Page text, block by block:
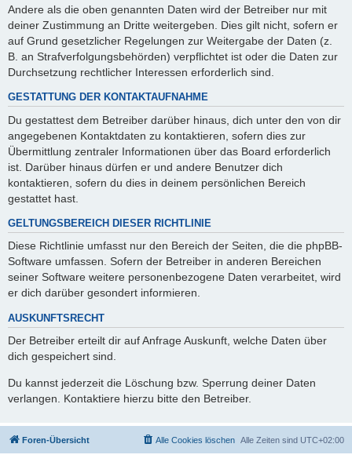
Andere als die oben genannten Daten wird der Betreiber nur mit
deiner Zustimmung an Dritte weitergeben. Dies gilt nicht, sofern er
auf Grund gesetzlicher Regelungen zur Weitergabe der Daten (z.
B. an Strafverfolgungsbehörden) verpflichtet ist oder die Daten zur
Durchsetzung rechtlicher Interessen erforderlich sind.
GESTATTUNG DER KONTAKTAUFNAHME
Du gestattest dem Betreiber darüber hinaus, dich unter den von dir
angegebenen Kontaktdaten zu kontaktieren, sofern dies zur
Übermittlung zentraler Informationen über das Board erforderlich
ist. Darüber hinaus dürfen er und andere Benutzer dich
kontaktieren, sofern du dies in deinem persönlichen Bereich
gestattet hast.
GELTUNGSBEREICH DIESER RICHTLINIE
Diese Richtlinie umfasst nur den Bereich der Seiten, die die phpBB-
Software umfassen. Sofern der Betreiber in anderen Bereichen
seiner Software weitere personenbezogene Daten verarbeitet, wird
er dich darüber gesondert informieren.
AUSKUNFTSRECHT
Der Betreiber erteilt dir auf Anfrage Auskunft, welche Daten über
dich gespeichert sind.
Du kannst jederzeit die Löschung bzw. Sperrung deiner Daten
verlangen. Kontaktiere hierzu bitte den Betreiber.
Foren-Übersicht Alle Zeiten sind UTC+02:00
Alle Cookies löschen